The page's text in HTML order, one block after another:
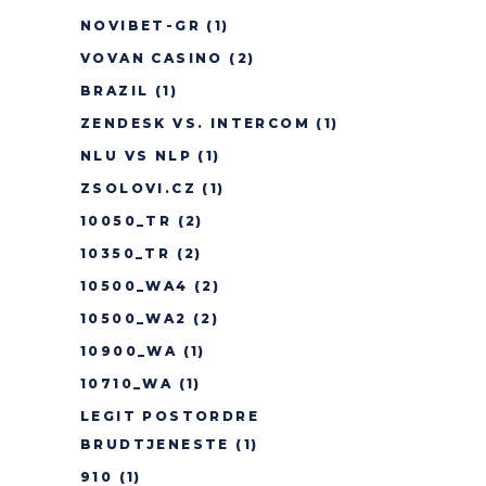
NOVIBET-GR (1)
VOVAN CASINO (2)
BRAZIL (1)
ZENDESK VS. INTERCOM (1)
NLU VS NLP (1)
ZSOLOVI.CZ (1)
10050_TR (2)
10350_TR (2)
10500_WA4 (2)
10500_WA2 (2)
10900_WA (1)
10710_WA (1)
LEGIT POSTORDRE
BRUDTJENESTE (1)
910 (1)